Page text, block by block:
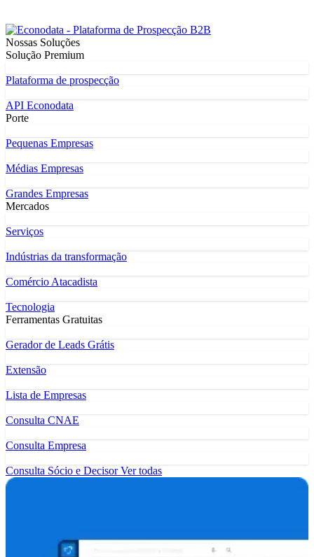
Nossas Soluções
Solução Premium
Plataforma de prospecção
API Econodata
Porte
Pequenas Empresas
Médias Empresas
Grandes Empresas
Mercados
Serviços
Indústrias da transformação
Comércio Atacadista
Tecnologia
Ferramentas Gratuitas
Gerador de Leads Grátis
Extensão
Lista de Empresas
Consulta CNAE
Consulta Empresa
Consulta Sócio e DecisorVer todas